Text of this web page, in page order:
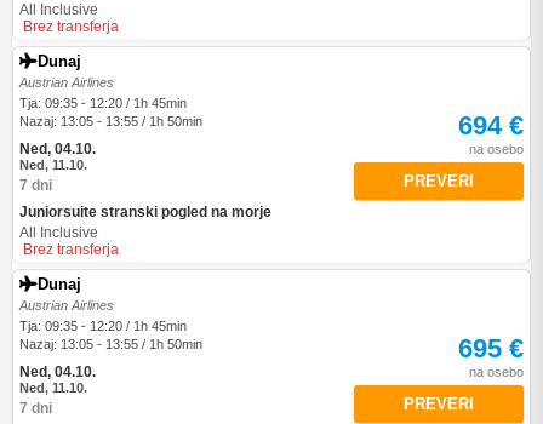
All Inclusive
Brez transferja
Dunaj
Austrian Airlines
Tja: 09:35 - 12:20 / 1h 45min
Nazaj: 13:05 - 13:55 / 1h 50min
Ned, 04.10.
Ned, 11.10.
7 dni
Juniorsuite stranski pogled na morje
All Inclusive
Brez transferja
694 €
na osebo
PREVERI
Dunaj
Austrian Airlines
Tja: 09:35 - 12:20 / 1h 45min
Nazaj: 13:05 - 13:55 / 1h 50min
Ned, 04.10.
Ned, 11.10.
7 dni
695 €
na osebo
PREVERI